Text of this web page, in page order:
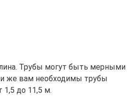
Трубы могут быть мерными
же вам необходимы трубы
до 11,5 м.